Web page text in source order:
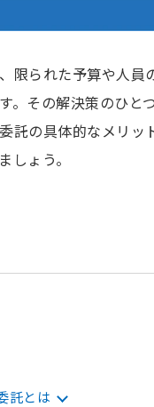
限られた予算や人員
。その解決策のひと
託の具体的なメリ
しょう。
託とは